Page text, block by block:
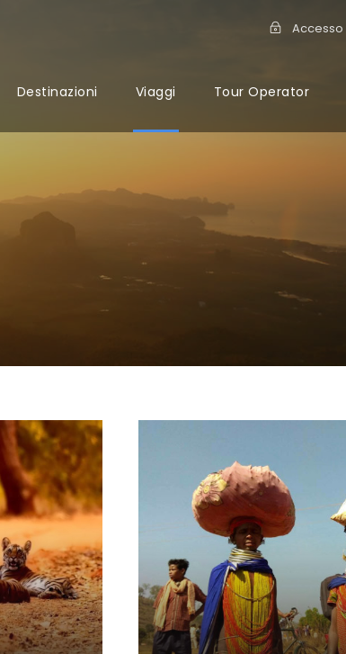
Accesso
Destinazioni Viaggi Tour Operator